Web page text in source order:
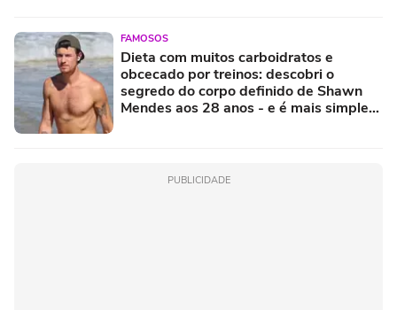
FAMOSOS
Dieta com muitos carboidratos e
obcecado por treinos: descobri o
segredo do corpo definido de Shawn
Mendes aos 28 anos - e é mais simples
PUBLICIDADE